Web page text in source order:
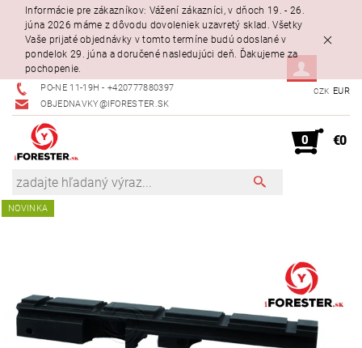
Informácie pre zákazníkov: Vážení zákazníci, v dňoch 19. - 26.
júna 2026 máme z dôvodu dovoleniek uzavretý sklad. Všetky
Vaše prijaté objednávky v tomto termíne budú odoslané v
pondelok 29. júna a doručené nasledujúci deň. Ďakujeme za
pochopenie.
PO-NE 11-19H - +420777880397
OBJEDNAVKY@IFORESTER.SK
CZK EUR
0 €0
NOVINKA